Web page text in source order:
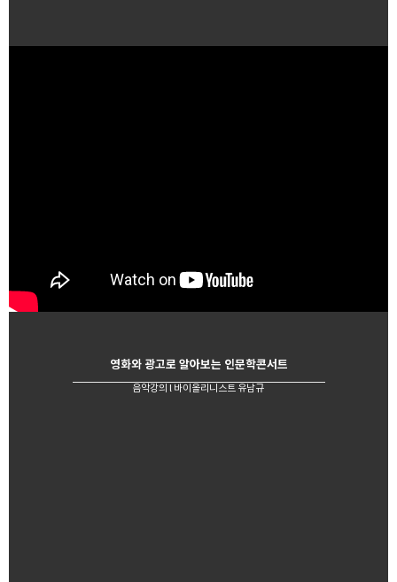
영화와 광고로 알아보는 인문학콘서트
음악강의 l 바이올리니스트 유남규